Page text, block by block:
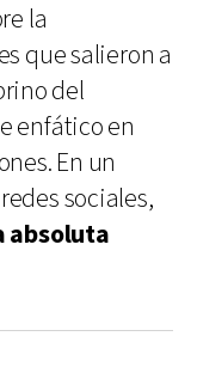
la
que salieron a
del
enfático en
En un
sociales,
absoluta